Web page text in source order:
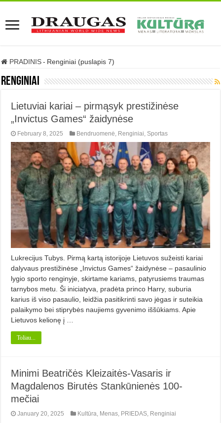
PRADINIS - Renginiai (puslapis 7)
Renginiai
Lietuviai kariai – pirmąsyk prestižinėse
„Invictus Games“ žaidynėse
February 8, 2025 Bendruomenė, Renginiai, Sportas
Lukrecijus Tubys. Pirmą kartą istorijoje Lietuvos sužeisti kariai
dalyvaus prestižinėse „Invictus Games“ žaidynėse – pasaulinio
lygio sporto renginyje, skirtame kariams, patyrusiems traumas
tarnybos metu. Ši iniciatyva, pradėta princo Harry, suburia
karius iš viso pasaulio, leidžia pasitikrinti savo jėgas ir suteikia
palaikymo bei stiprybės naujiems gyvenimo iššūkiams. Apie
Lietuvos kelionę į …
Toliau...
Minimi Beatričės Kleizaitės-Vasaris ir
Magdalenos Birutės Stankūnienės 100-
mečiai
January 20, 2025 Kultūra Menas PRIEDAS Renginiai